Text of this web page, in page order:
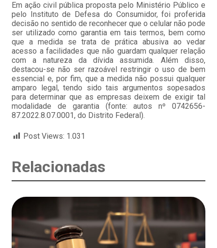
Em ação civil pública proposta pelo Ministério Público e
pelo Instituto de Defesa do Consumidor, foi proferida
decisão no sentido de reconhecer que o celular não pode
ser utilizado como garantia em tais termos, bem como
que a medida se trata de prática abusiva ao vedar
acesso a facilidades que não guardam qualquer relação
com a natureza da dívida assumida. Além disso,
destacou-se não ser razoável restringir o uso de bem
essencial e, por fim, que a medida não possui qualquer
amparo legal, tendo sido tais argumentos sopesados
para determinar que as empresas deixem de exigir tal
modalidade de garantia (fonte: autos nº 0742656-
87.2022.8.07.0001, do Distrito Federal).
Post Views: 1.031
Relacionadas